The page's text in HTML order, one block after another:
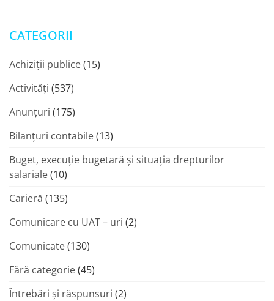
CATEGORII
Achiziții publice(15)
Activități (537)
Anunțuri (175)
Bilanțuri contabile(13)
Buget, execuție bugetară și situația drepturilor
salariale(10)
Carieră (135)
Comunicare cu UAT – uri (2)
Comunicate(130)
Fără categorie(45)
Întrebări și răspunsuri (2)